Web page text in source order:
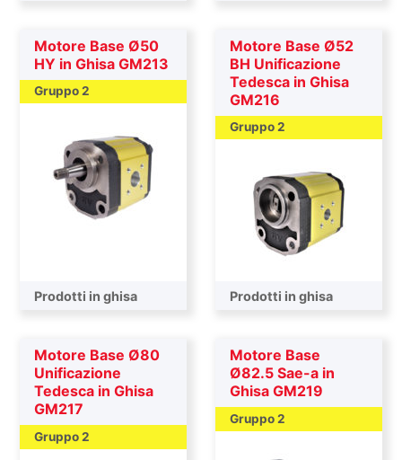
Motore Base Ø50
HY in Ghisa GM213
Gruppo 2
Prodotti in ghisa
Motore Base Ø52
BH Unificazione
Tedesca in Ghisa
GM216
Gruppo 2
Prodotti in ghisa
Motore Base Ø80
Unificazione
Tedesca in Ghisa
GM217
Gruppo 2
Motore Base
Ø82.5 Sae-a in
Ghisa GM219
Gruppo 2